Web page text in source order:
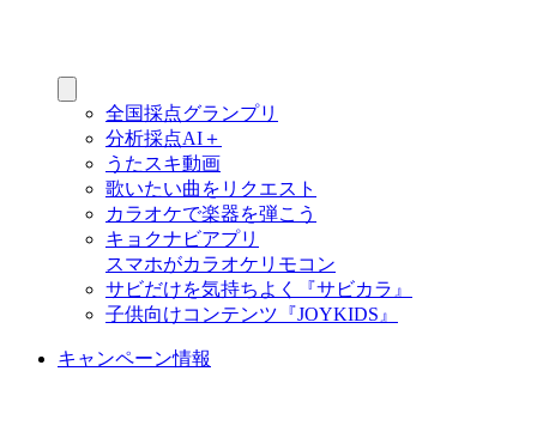
全国採点グランプリ
分析採点AI＋
うたスキ動画
歌いたい曲をリクエスト
カラオケで楽器を弾こう
キョクナビアプリ
スマホがカラオケリモコン
サビだけを気持ちよく『サビカラ』
子供向けコンテンツ『JOYKIDS』
キャンペーン情報